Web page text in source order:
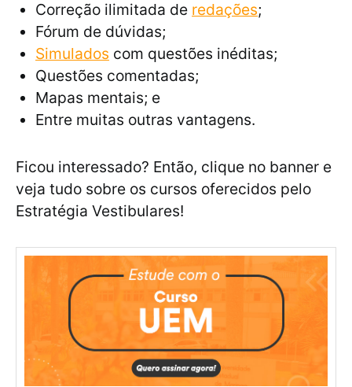
Correção ilimitada de redações;
Fórum de dúvidas;
Simulados com questões inéditas;
Questões comentadas;
Mapas mentais; e
Entre muitas outras vantagens.
Ficou interessado? Então, clique no banner e
veja tudo sobre os cursos oferecidos pelo
Estratégia Vestibulares!